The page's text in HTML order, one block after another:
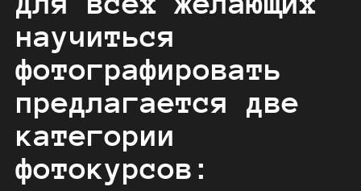
научиться
фотографировать
предлагается две
категории
фотокурсов: